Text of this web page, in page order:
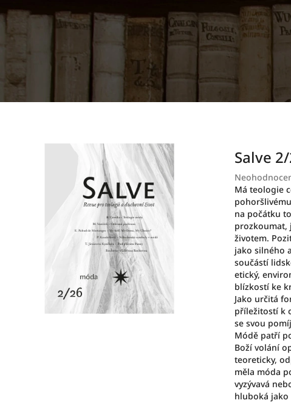
Salve
Průměrné
hodnocení
produktu
je
0,0
z
5
hvězdiček.
Má teologie
na počátku
prozkoumat,
životem.
jako silného
součástí
etický,
blízkostí ke
Jako určitá
příležitostí k
se svou
Módě patří
Boží volání
teoreticky,
měla móda
vyzývavá
hluboká jako